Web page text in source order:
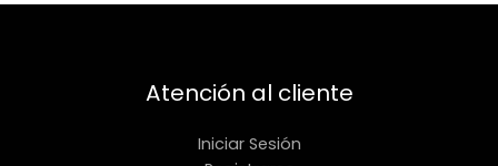
Atención al cliente
Iniciar Sesión